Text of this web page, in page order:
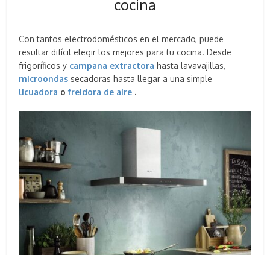
cocina
Con tantos electrodomésticos en el mercado, puede
resultar difícil elegir los mejores para tu cocina. Desde
frigoríficos y campana extractora hasta lavavajillas,
microondas secadoras hasta llegar a una simple
licuadora ofreidora de aire .